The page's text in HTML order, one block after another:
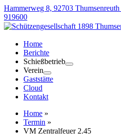
Hammerweg 8, 92703 Thumsenreuth
919600
Home
Berichte
Schießbetrieb
Verein
Gaststätte
Cloud
Kontakt
Home »
Termin »
VM Zentralfeuer 2.45